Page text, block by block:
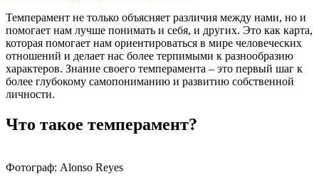
Темперамент не только объясняет различия между нами, но и
помогает нам лучше понимать и себя, и других. Это как карта,
которая помогает нам ориентироваться в мире человеческих
отношений и делает нас более терпимыми к разнообразию
характеров. Знание своего темперамента – это первый шаг к
более глубокому самопониманию и развитию собственной
личности.
Что такое темперамент?
Фотограф: Alonso Reyes